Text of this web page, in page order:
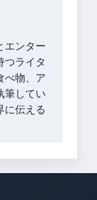
エンター
つライタ
べ物、ア
筆してい
に伝える